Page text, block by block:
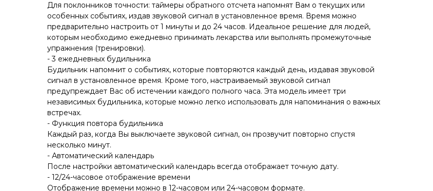
Для поклонников точности: таймеры обратного отсчета напомнят Вам о текущих или
особенных событиях, издав звуковой сигнал в установленное время. Время можно
предварительно настроить от 1 минуты и до 24 часов. Идеальное решение для людей,
которым необходимо ежедневно принимать лекарства или выполнять промежуточные
упражнения (тренировки).
- 3 ежедневных будильника
Будильник напомнит о событиях, которые повторяются каждый день, издавая звуковой
сигнал в установленное время. Кроме того, настраиваемый звуковой сигнал
предупреждает Вас об истечении каждого полного часа. Эта модель имеет три
независимых будильника, которые можно легко использовать для напоминания о важных
встречах.
- Функция повтора будильника
Каждый раз, когда Вы выключаете звуковой сигнал, он прозвучит повторно спустя
несколько минут.
- Автоматический календарь
После настройки автоматический календарь всегда отображает точную дату.
- 12/24-часовое отображение времени
Отображение времени можно в 12-часовом или 24-часовом формате.